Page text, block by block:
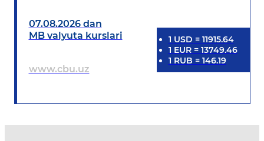
07.08.2026 dan
MB valyuta kurslari
www.cbu.uz
1 USD = 11915.64
1 EUR= 13749.46
1 RUB = 146.19